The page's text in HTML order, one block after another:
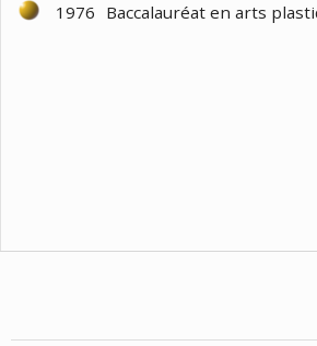
1976 Baccalauréat en arts